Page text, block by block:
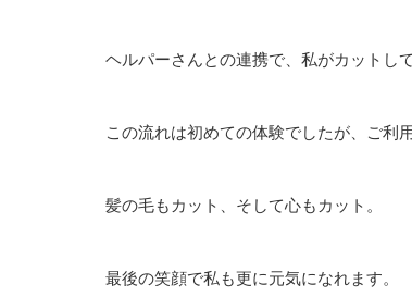
ヘルパーさんとの連携で、私がカットし
この流れは初めての体験でしたが、ご利
髪の毛もカット、そして心もカット。
最後の笑顔で私も更に元気になれます。